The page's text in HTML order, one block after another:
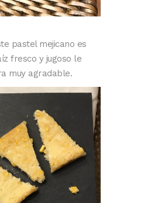
pastel mejicano es
fresco y jugoso le
muy agradable.